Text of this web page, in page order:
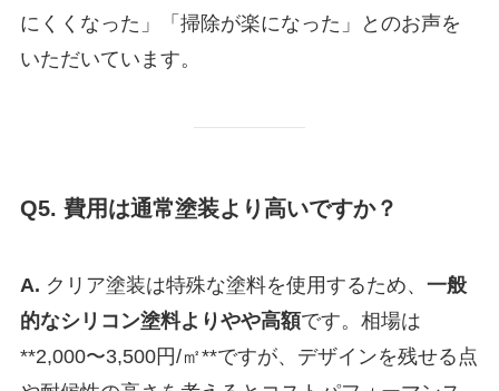
にくくなった」「掃除が楽になった」とのお声を
いただいています。
Q5. 費用は通常塗装より高いですか？
A. クリア塗装は特殊な塗料を使用するため、 一般
的なシリコン塗料よりやや高額です。相場は
**2,000〜3,500円/㎡**ですが、デザインを残せる点